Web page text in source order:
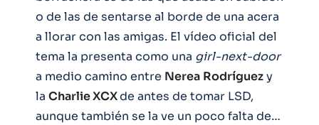
o de las de sentarse al borde de una acera
a llorar con las amigas. El vídeo oficial del
tema la presenta como una girl-next-door
a medio camino entre Nerea Rodríguezy
la Charlie XCXde antes de tomar LSD,
aunque también se la ve un poco falta de…